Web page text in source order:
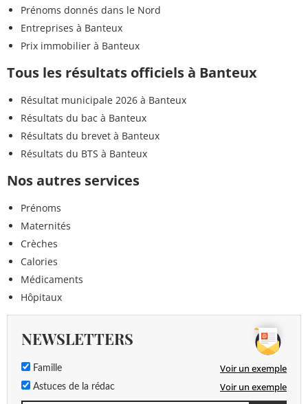
Prénoms donnés dans le Nord
Entreprises à Banteux
Prix immobilier à Banteux
Tous les résultats officiels à Banteux
Résultat municipale 2026 à Banteux
Résultats du bac à Banteux
Résultats du brevet à Banteux
Résultats du BTS à Banteux
Nos autres services
Prénoms
Maternités
Crèches
Calories
Médicaments
Hôpitaux
NEWSLETTERS
Famille Voir un exemple
Astuces de la rédac Voir un exemple